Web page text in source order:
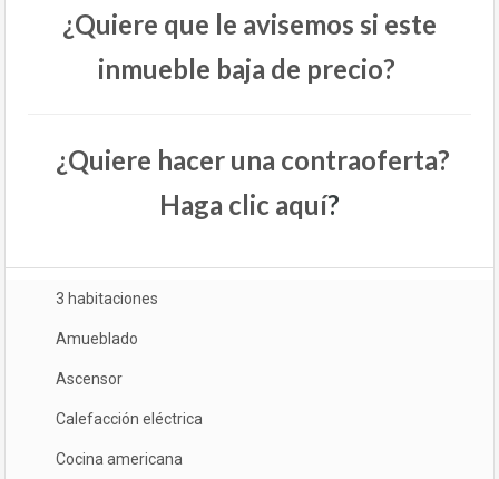
¿Quiere que le avisemos si este
inmueble baja de precio?
¿Quiere hacer una contraoferta?
Haga clic aquí?
3 habitaciones
Amueblado
Ascensor
Calefacción eléctrica
Cocina americana